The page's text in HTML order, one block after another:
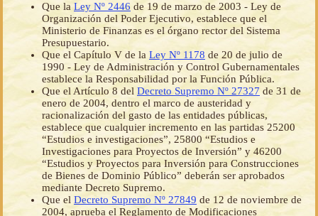
Que laLey Nº 2446 de 19 de marzo de 2003 - Ley de
Organización del Poder Ejecutivo, establece que el
Ministerio de Finanzas es el órgano rector del Sistema
Presupuestario.
Que el Capítulo V de la Ley Nº 1178 de 20 de julio de
1990 - Ley de Administración y Control Gubernamentales
establece la Responsabilidad por la Función Pública.
Que el Artículo 8 del Decreto Supremo Nº 27327 de 31 de
enero de 2004, dentro el marco de austeridad y
racionalización del gasto de las entidades públicas,
establece que cualquier incremento en las partidas 25200
“Estudios e investigaciones”, 25800 “Estudios e
Investigaciones para Proyectos de Inversión” y 46200
“Estudios y Proyectos para Inversión para Construcciones
de Bienes de Dominio Público” deberán ser aprobados
mediante Decreto Supremo.
Que el Decreto Supremo Nº 27849 de 12 de noviembre de
2004, aprueba el Reglamento de Modificaciones